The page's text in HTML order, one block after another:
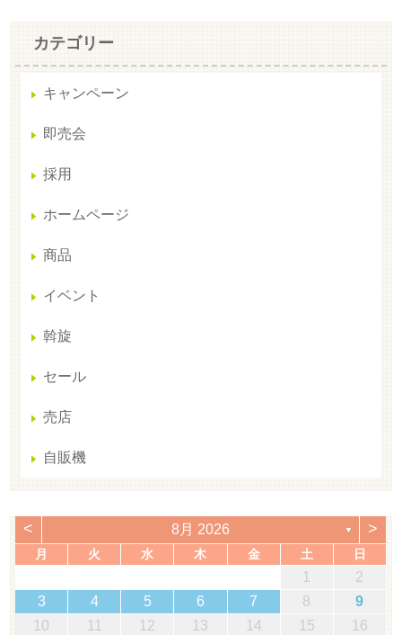
カテゴリー
キャンペーン
即売会
採用
ホームページ
商品
イベント
斡旋
セール
売店
自販機
< 8月 2026 ▼ >
月 火 水 木 金 土 日
1
2
3
4 5 6 7 8
9
10
11 12 13 14 15
16